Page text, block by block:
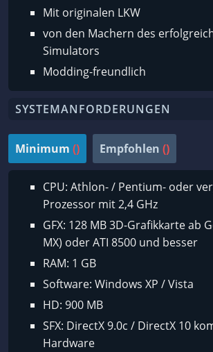
Mit originalen LKW
von den Machern des
Simulators
Modding-freundlich
SYSTEMANFORDERUNGEN
Minimum () Empfohlen ()
CPU: Athlon- / Pentium- oder
Prozessor mit 2,4 GHz
GFX: 128 MB 3D-Grafikkarte ab
MX) oder ATI 8500 und besser
RAM: 1 GB
Software: Windows XP / Vista
HD: 900 MB
SFX: DirectX 9.0c / DirectX 10
Hardware